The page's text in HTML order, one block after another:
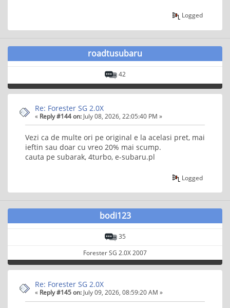
Logged
roadtusubaru
42
Re: Forester SG 2.0X
« Reply #144 on: July 08, 2026, 22:05:40 PM »
Vezi ca de multe ori pe original e la acelasi pret, mai
ieftin sau doar cu vreo 20% mai scump.
cauta pe subarak, 4turbo, e-subaru.pl
Logged
bodi123
35
Forester SG 2.0X 2007
Re: Forester SG 2.0X
« Reply #145 on: July 09, 2026, 08:59:20 AM »